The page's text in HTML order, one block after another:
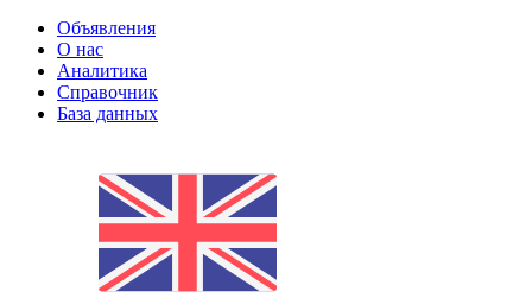
Объявления
О нас
Аналитика
Справочник
База данных